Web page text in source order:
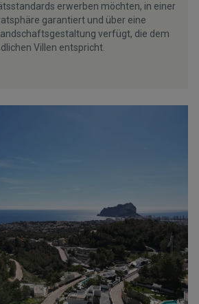
erwerben möchten, in einer
garantiert und über eine
verfügt, die dem
Villen entspricht.